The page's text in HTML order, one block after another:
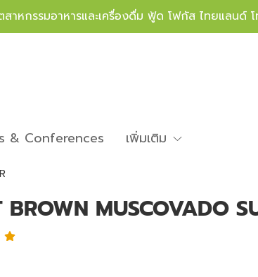
าหกรรมอาหารและเครื่องดื่ม ฟู้ด โฟกัส ไทยแลนด์ โ
& Conferences เพิ่มเติม
BROWN MUSCOVADO